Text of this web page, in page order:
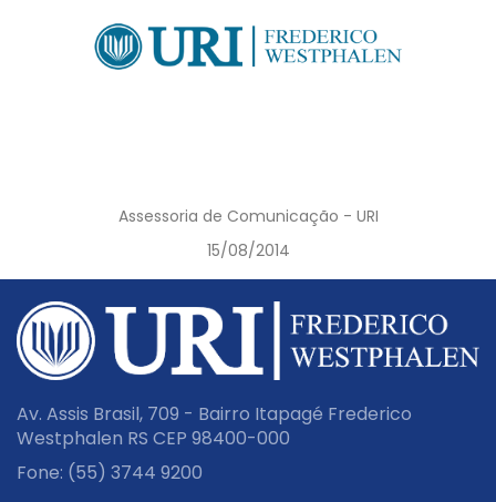
Assessoria de Comunicação - URI
15/08/2014
Av. Assis Brasil, 709 - Bairro Itapagé Frederico
Westphalen RS CEP 98400-000
Fone: (55) 3744 9200